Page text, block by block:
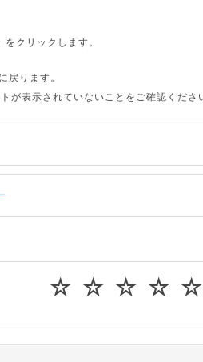
クリックします。
戻ります。
が表示されていないことをご確認くださ
る
年2月5日）
☆
☆
☆
☆
☆